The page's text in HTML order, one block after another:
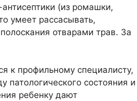
(из ромашки,
умеет рассасывать,
отварами трав. За
к профильному специалисту,
патологического состояния и
ребенку дают